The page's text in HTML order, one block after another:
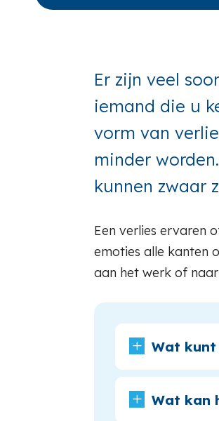
Er zijn veel
iemand die u
vorm van
minder
kunnen zwaar
Een verlies ervaren
emoties alle kanten
aan het werk of
L Wat kunt
L Wat kan